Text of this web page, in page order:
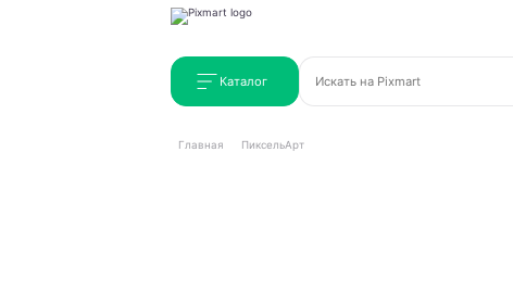
Каталог
Главная ПиксельАрт